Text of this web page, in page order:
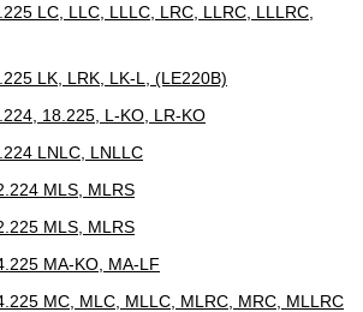
LC, LLC, LLLC, LRC, LLRC, LLLRC,
LK, LRK, LK-L, (LE220B)
18.225, L-KO, LR-KO
LNLC, LNLLC
MLS, MLRS
MLS, MLRS
MA-KO, MA-LF
MC, MLC, MLLC, MLRC, MRC, MLLRC